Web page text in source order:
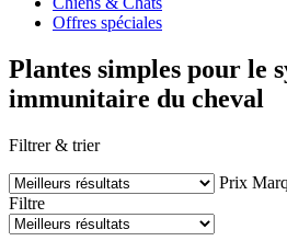
Offres spéciales
Plantes simples pour le
immunitaire du cheval
Filtrer & trier
Prix
Filtre